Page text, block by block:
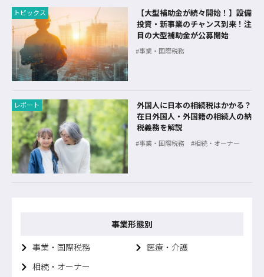
トピックス
【大型補助金が続々開始！】設備
投資・新事業のチャンス到来！注
目の大型補助金が公募開始
事業・国際税務
レポート
外国人に日本の相続税はかかる？
在日外国人・外国籍の相続人の納
税義務を解説
事業・国際税務 相続・オーナー
事業形態別
事業・国際税務
医療・介護
相続・オーナー